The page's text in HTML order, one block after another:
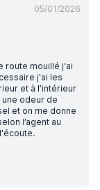
05/01/2026
route mouillé j'ai
j'ai les
et à l’intérieur
une odeur de
et on me donne
l’agent au